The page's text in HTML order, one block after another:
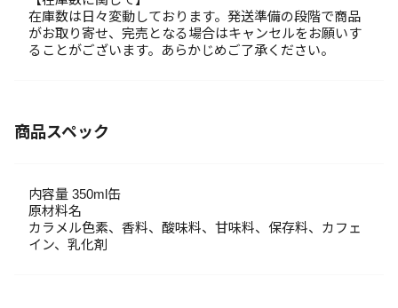
在庫数は日々変動しております。発送準備の段階で商品
がお取り寄せ、完売となる場合はキャンセルをお願いす
ることがございます。あらかじめご了承ください。
商品スペック
内容量 350ml缶
原材料名
カラメル色素、香料、酸味料、甘味料、保存料、カフェ
イン、乳化剤